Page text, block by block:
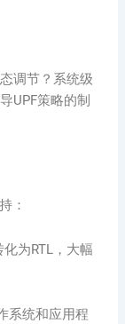
调节？系统级
UPF策略的制
：
为RTL，大幅
系统和应用程